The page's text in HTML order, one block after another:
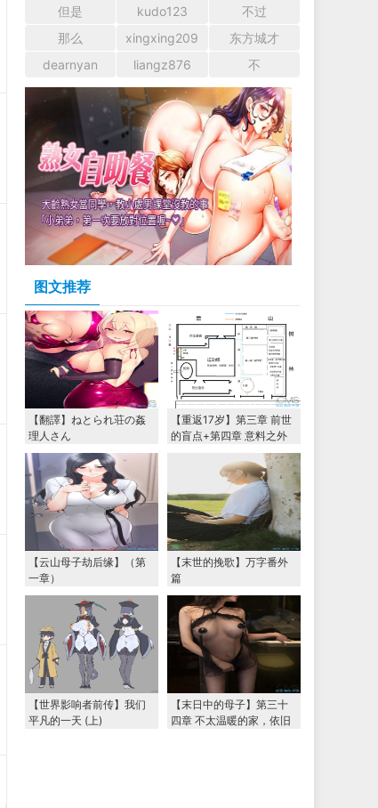
但是
kudo123
不过
那么
xingxing209
东方城才
dearnyan
liangz876 不
图文推荐
【翻譯】ねとられ荘の姦
理人さん
【重返17岁】第三章 前世
的盲点+第四章 意料之外
的相认+番外篇（本文为女
主第一视角，两万字更
【云山母子劫后缘】（第
一章）
【末世的挽歌】万字番外
篇
【世界影响者前传】我们
平凡的一天 (上)
【末日中的母子】第三十
四章 不太温暖的家，依旧